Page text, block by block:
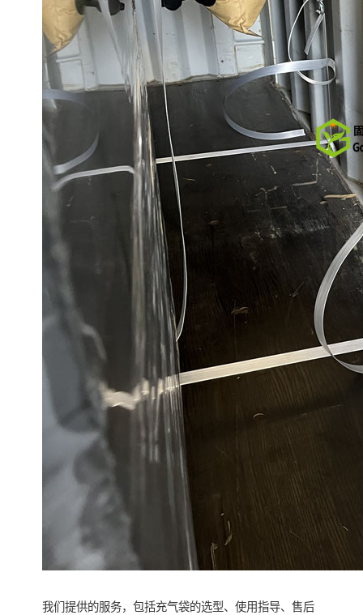
我们提供的服务，包括充气袋的选型、使用指导、售后